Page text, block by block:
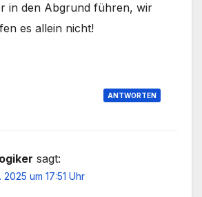
in den Abgrund führen, wir
es allein nicht!
ANTWORTEN
sagt:
2025 um 17:51 Uhr